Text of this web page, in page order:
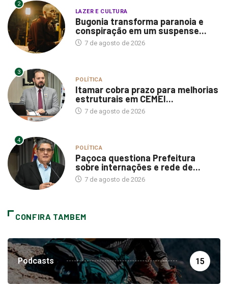
2
LAZER E CULTURA
Bugonia transforma paranoia e
conspiração em um suspense...
7 de agosto de 2026
3
POLÍTICA
Itamar cobra prazo para melhorias
estruturais em CEMEI...
7 de agosto de 2026
4
POLÍTICA
Paçoca questiona Prefeitura
sobre internações e rede de...
7 de agosto de 2026
CONFIRA TAMBEM
Podcasts 15